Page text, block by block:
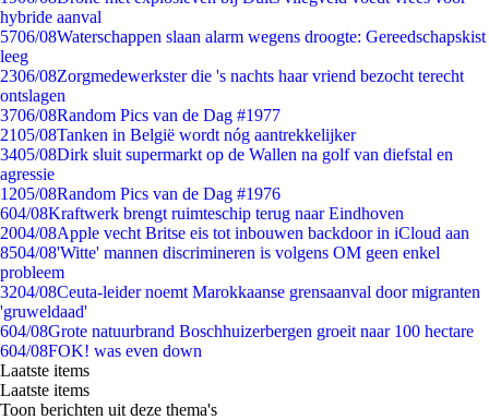
hybride aanval
5706/08Waterschappen slaan alarm wegens droogte: Gereedschapskist
leeg
2306/08Zorgmedewerkster die 's nachts haar vriend bezocht terecht
ontslagen
3706/08Random Pics van de Dag #1977
2105/08Tanken in België wordt nóg aantrekkelijker
3405/08Dirk sluit supermarkt op de Wallen na golf van diefstal en
agressie
1205/08Random Pics van de Dag #1976
604/08Kraftwerk brengt ruimteschip terug naar Eindhoven
2004/08Apple vecht Britse eis tot inbouwen backdoor in iCloud aan
8504/08'Witte' mannen discrimineren is volgens OM geen enkel
probleem
3204/08Ceuta-leider noemt Marokkaanse grensaanval door migranten
'gruweldaad'
604/08Grote natuurbrand Boschhuizerbergen groeit naar 100 hectare
604/08FOK! was even down
Laatste items
Laatste items
Toon berichten uit deze thema's